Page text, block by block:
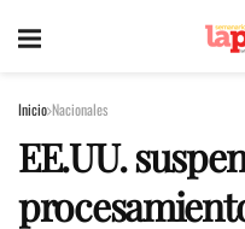
Inicio Nacionales
EE.UU.